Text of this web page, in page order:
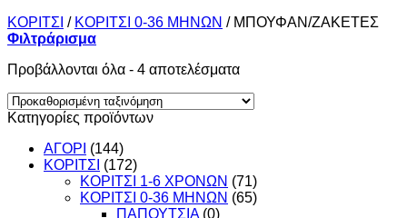
ΚΟΡΙΤΣΙ / ΚΟΡΙΤΣΙ 0-36 ΜΗΝΩΝ /ΜΠΟΥΦΑΝ/ΖΑΚΕΤΕΣ
Φιλτράρισμα
Προβάλλονται όλα - 4 αποτελέσματα
Κατηγορίες προϊόντων
ΑΓΟΡΙ (144)
ΚΟΡΙΤΣΙ (172)
ΚΟΡΙΤΣΙ 1-6 ΧΡΟΝΩΝ (71)
ΚΟΡΙΤΣΙ 0-36 ΜΗΝΩΝ (65)
ΠΑΠΟΥΤΣΙΑ (0)